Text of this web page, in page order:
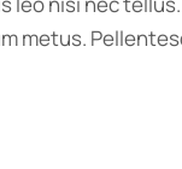
metus.